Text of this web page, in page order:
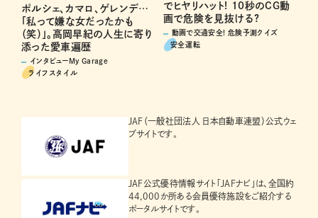
ポルシェ、カマロ、ゲレンデ…
「私って嫌な女だったかも
（笑）」。高岡早紀の人生に寄り
添った愛車遍歴
インタビューMy Garage
ライフスタイル
でヒヤリハット! 10秒のCG動
画で危険を見抜ける?
動画で交通安全! 危険予測クイズ
安全運転
JAF（一般社団法人 日本自動車連盟）公式ウェ
ブサイトです。
JAF公式優待情報サイト「JAFナビ」は、全国約
44,000か所ある会員優待施設をご紹介する
ポータルサイトです。